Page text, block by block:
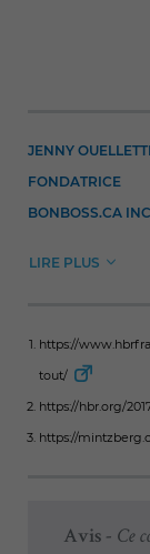
JENNY
FONDATRICE
BONBOSS.CA
LIRE PLUS
https://
tout/
https://hbr.org/
https://
Avis - Ce